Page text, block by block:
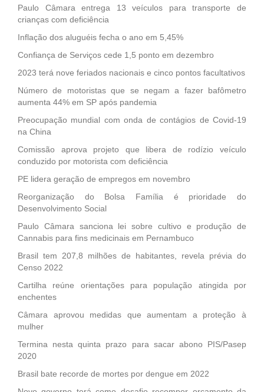
Paulo Câmara entrega 13 veículos para transporte de
crianças com deficiência
Inflação dos aluguéis fecha o ano em 5,45%
Confiança de Serviços cede 1,5 ponto em dezembro
2023 terá nove feriados nacionais e cinco pontos facultativos
Número de motoristas que se negam a fazer bafômetro
aumenta 44% em SP após pandemia
Preocupação mundial com onda de contágios de Covid-19
na China
Comissão aprova projeto que libera de rodízio veículo
conduzido por motorista com deficiência
PE lidera geração de empregos em novembro
Reorganização do Bolsa Família é prioridade do
Desenvolvimento Social
Paulo Câmara sanciona lei sobre cultivo e produção de
Cannabis para fins medicinais em Pernambuco
Brasil tem 207,8 milhões de habitantes, revela prévia do
Censo 2022
Cartilha reúne orientações para população atingida por
enchentes
Câmara aprovou medidas que aumentam a proteção à
mulher
Termina nesta quinta prazo para sacar abono PIS/Pasep
2020
Brasil bate recorde de mortes por dengue em 2022